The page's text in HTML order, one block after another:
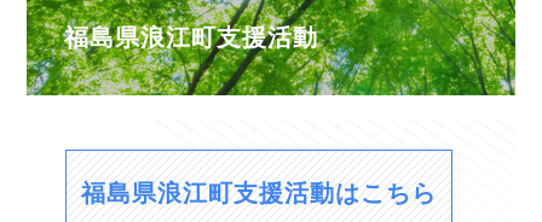
福島県浪江町支援活動
福島県浪江町支援活動はこちら